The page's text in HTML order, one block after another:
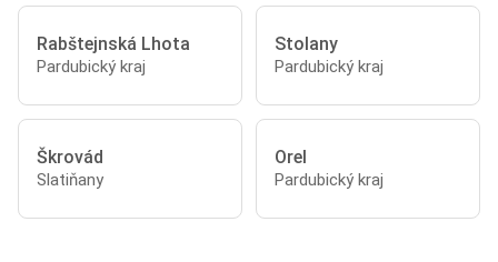
Rabštejnská Lhota
Pardubický kraj
Stolany
Pardubický kraj
Škrovád
Slatiňany
Orel
Pardubický kraj